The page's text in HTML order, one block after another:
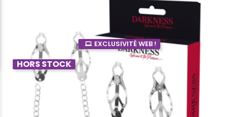
EXCLUSIVITÉ WEB !
HORS STOCK